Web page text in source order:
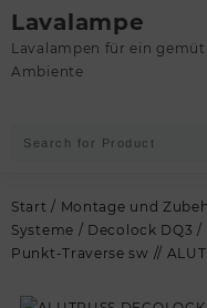
Skip
to
content
Lavalampe
Lavalampen für ein
Ambiente
Start / Montage und
Systeme / Decolock DQ3 /
Punkt-Traverse sw //